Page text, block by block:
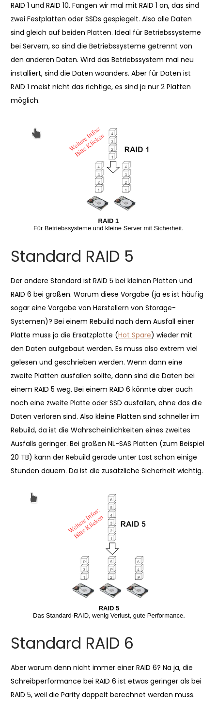
RAID 1 und RAID 10. Fangen wir mal mit RAID 1 an, das sind
zwei Festplatten oder SSDs gespiegelt. Also alle Daten
sind gleich auf beiden Platten. Ideal für Betriebssysteme
bei Servern, so sind die Betriebssysteme getrennt von
den anderen Daten. Wird das Betriebssystem mal neu
installiert, sind die Daten woanders. Aber für Daten ist
RAID 1 meist nicht das richtige, es sind ja nur 2 Platten
möglich.
Standard RAID 5
Der andere Standard ist RAID 5 bei kleinen Platten und
RAID 6 bei großen. Warum diese Vorgabe (ja es ist häufig
sogar eine Vorgabe von Herstellern von Storage-
Systemen)? Bei einem Rebuild nach dem Ausfall einer
Platte muss ja die Ersatzplatte (Hot Spare) wieder mit
den Daten aufgebaut werden. Es muss also extrem viel
gelesen und geschrieben werden. Wenn dann eine
zweite Platten ausfallen sollte, dann sind die Daten bei
einem RAID 5 weg. Bei einem RAID 6 könnte aber auch
noch eine zweite Platte oder SSD ausfallen, ohne das die
Daten verloren sind. Also kleine Platten sind schneller im
Rebuild, da ist die Wahrscheinlichkeiten eines zweites
Ausfalls geringer. Bei großen NL-SAS Platten (zum Beispiel
20 TB) kann der Rebuild gerade unter Last schon einige
Stunden dauern. Da ist die zusätzliche Sicherheit wichtig.
Standard RAID 6
Aber warum denn nicht immer einer RAID 6? Na ja, die
Schreibperformance bei RAID 6 ist etwas geringer als bei
RAID 5, weil die Parity doppelt berechnet werden muss.